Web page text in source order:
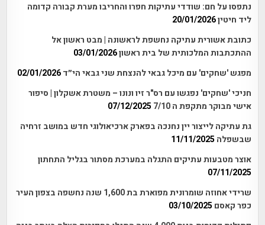
נתפסו על חם: שודדי עתיקות חפרו והחריבו מערת קבורה קדומה
ליד חיטין20/01/2026
כתובת אשורית עתיקה נחשפת לראשונה | מבט ראשון אל
ההתכתבות המלכותית של בית ראשון03/01/2026
מפגש 'שחקים' עם מיכל גבאי להנצחת שני גבאי הי״ד 02/01/2026
חניכי 'שחקים' נפגשו עם רס"ר זיו ונונו – משטרת אשקלון | סיפור
אישי מבוקר מתקפת ה 7/10
07/12/2025
גת עתיקה לייצור יין נחנכה בפארק ארכיאולוגי חדש במושב זרחיה
שבשפלה 11/11/2025
אוצר מטבעות עתיקים התגלה במערכת מסתור בגליל התחתון
07/11/2025
שרידי אחוזה שומרונית מפוארת בת 1,600 שנה נחשפה בצפון העיר
כפר קאסם 03/10/2025